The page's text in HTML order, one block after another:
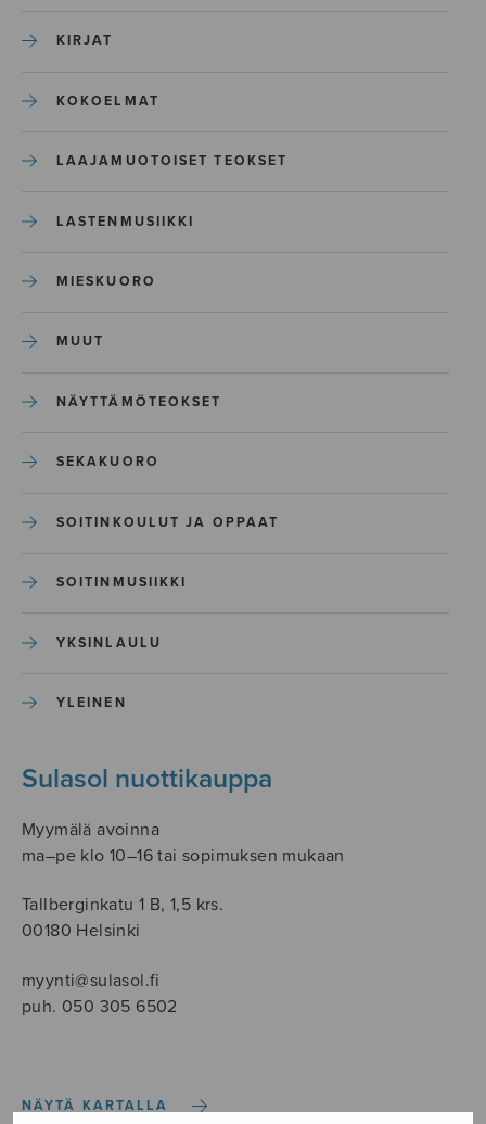
KIRJAT
KOKOELMAT
LAAJAMUOTOISET TEOKSET
LASTENMUSIIKKI
MIESKUORO
MUUT
NÄYTTÄMÖTEOKSET
SEKAKUORO
SOITINKOULUT JA OPPAAT
SOITINMUSIIKKI
YKSINLAULU
YLEINEN
Sulasol nuottikauppa
Myymälä avoinna
ma–pe klo 10–16 tai sopimuksen mukaan
Tallberginkatu 1 B, 1,5 krs.
00180 Helsinki
myynti@sulasol.fi
puh. 050 305 6502
NÄYTÄ KARTALLA